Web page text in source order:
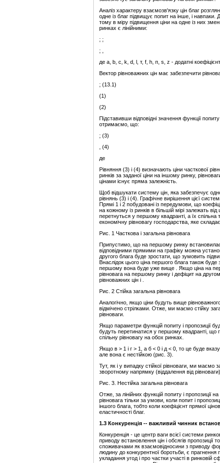
Аналіз характеру взаємозв'язку цін благ
одне із благ підвищує попит на інше, і
тому в міру підвищення ціни на одне із них
ринках є лінійними:
; ;
; ,
де а, b, с, k, d, l, т, f, h, п, s, z - додатні
Вектор рівноважних цін має забезпечити
; (13.1)
(1)
(2)
Підставивши відповідні значення функції
отримаємо, що:
; (3)
, (4)
де
Рівняння (3) і (4) визначають ціни часткової
ринків за заданої ціни на іншому ринку,
цінами існує пряма залежність.
Щоб відшукати систему цін, яка забезпечує
рівнянь (3) і (4). Графічне вирішення цієї
Прямі 1 і 2 побудовані із передумови, що
на кожному із ринків в більшій мірі залежать
перетнуться у першому квадранті, а їх спільна
економічну рівновагу господарства, яке
Рис. 1 Часткова і загальна рівновага
Припустимо, що на першому ринку
відповідними прямими на графіку можна
другого блага буде зростати, що зумовить
Внаслідок цього ціна першого блага також
першому вона буде уже вище . Якщо ціна на
рівновага на першому ринку і дефіцит на
рівноважних цін і .
Рис. 2 Стійка загальна рівновага
Аналогічно, якщо ціни будуть вище
відмічено стрілками. Отже, ми маємо стійку
рівноваги.
Якщо параметри функцій попиту і пропозиції
будуть перетинатися у першому квадранті, що
спільну рівновагу на обох ринках.
Якщо в > 1 і г > 1, а б < 0 і д < 0, то це буде
але вона є нестійкою (рис. 3).
Тут, як і у випадку стійкої рівноваги, ми маємо
зворотному напрямку (віддалення від
Рис. 3. Нестійка загальна рівновага
Отже, за лінійних функцій попиту і пропозиції
рівновага тільки за умови, коли попит і
іншого блага, тобто коли коефіцієнт прямої
еластичності благ.
1.3 Конкуренція -- важливий чинник
Конкуренція - це центр ваги всієї системи
приводу встановлення цін і обсягів пропозиції
споживачами як взаємовідносини з приводу
людину до конкурентної боротьби, є
укладання угод і про частки участі в